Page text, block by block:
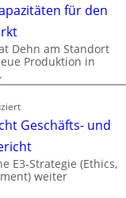
für den
Dehn am Standort
Produktion in
Geschäfts- und
E3-Strategie (Ethics,
weiter